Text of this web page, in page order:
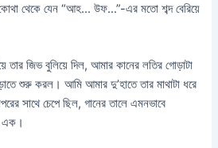
থেকে যেন “আহ… উফ…”-এর মতো শব্দ বেরিয়ে
তার জিভ বুলিয়ে দিল, আমার কানের লতির গোড়াটা
শুরু করল। আমি আমার দু’হাতে তার মাথাটা ধরে
সাথে চেপে ছিল, গানের তালে এমনভাবে
এক।